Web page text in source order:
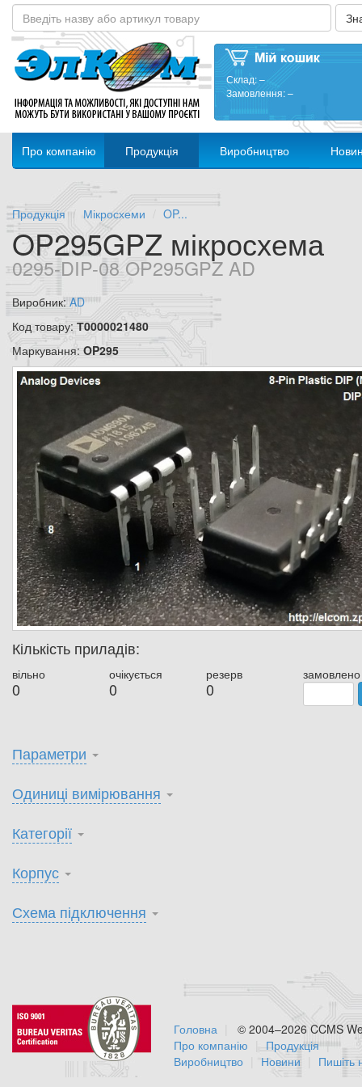
Склад:–
Замовлення:–
Про компанію Продукція Виробництво
Продукція Мікросхеми OP...
OP295GPZ мікросхема
0295-DIP-08 OP295GPZ AD
Виробник:AD
Код товару: Т0000021480
Маркування: OP295
Кількість приладів:
вільно
0
очікується
0
резерв
0
замовлено
Параметри
Одиниці вимірювання
Категорії
Корпус
Схема підключення
© 2004–2026 CCMS
Головна
Про компанію
Продукція
Виробництво
Новини Пишіть